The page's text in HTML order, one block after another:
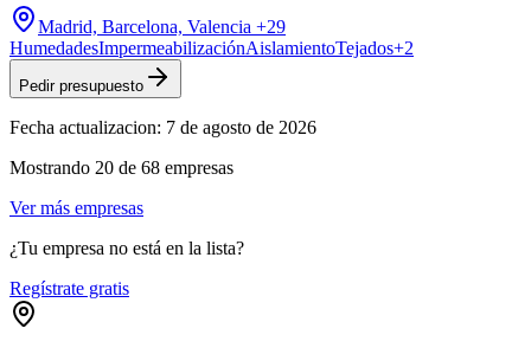
Madrid, Barcelona, Valencia +29
HumedadesImpermeabilizaciónAislamientoTejados+2
Pedir presupuesto
Fecha actualizacion: 7 de agosto de 2026
Mostrando 20 de 68 empresas
Ver más empresas
¿Tu empresa no está en la lista?
Regístrate gratis